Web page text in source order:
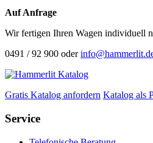
Auf Anfrage
Wir fertigen Ihren Wagen individuell
0491 / 92 900 oder
Gratis Katalog anfordern Katalog als
Service